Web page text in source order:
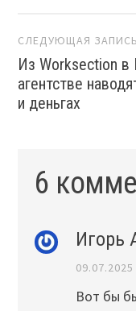
СЛЕДУЮЩАЯ
Из Worksection в
агентстве
и деньгах
6
Игорь
Вот бы